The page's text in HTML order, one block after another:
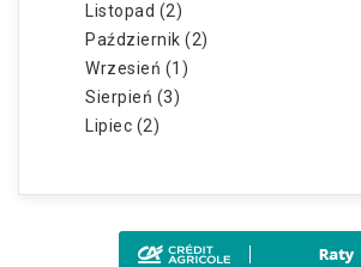
Listopad (2)
Październik (2)
Wrzesień (1)
Sierpień (3)
Lipiec (2)